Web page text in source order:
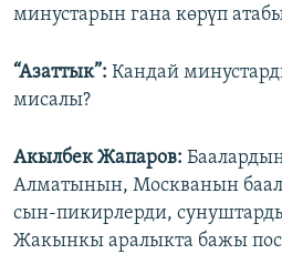
минустарын гана көрүп
“Азаттык”: Кандай
мисалы?
Акылбек Жапаров:
Алматынын, Москванын
сын-пикирлерди,
Жакынкы аралыкта бажы